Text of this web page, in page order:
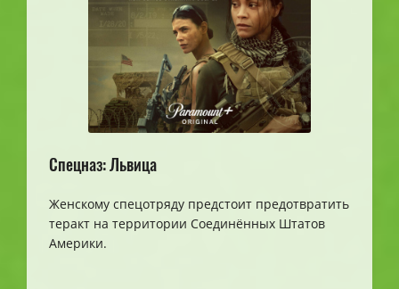
Спецназ: Львица
Женскому спецотряду предстоит предотвратить
теракт на территории Соединённых Штатов
Америки.